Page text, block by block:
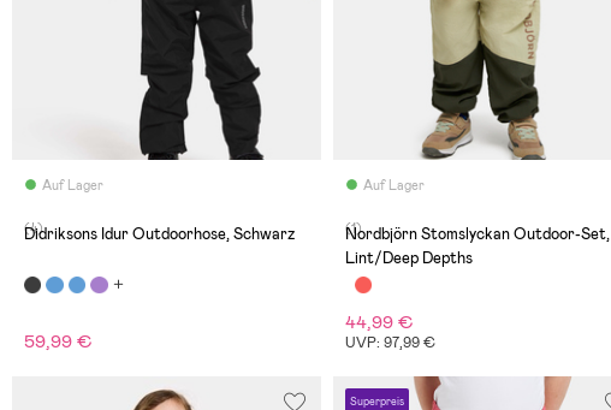
Auf Lager
(4)
Didriksons Idur Outdoorhose, Schwarz
59,99 €
Auf Lager
(1)
Nordbjörn Stomslyckan Outdoor-Set,
Lint/Deep Depths
44,99 €
UVP: 97,99 €
Superpreis